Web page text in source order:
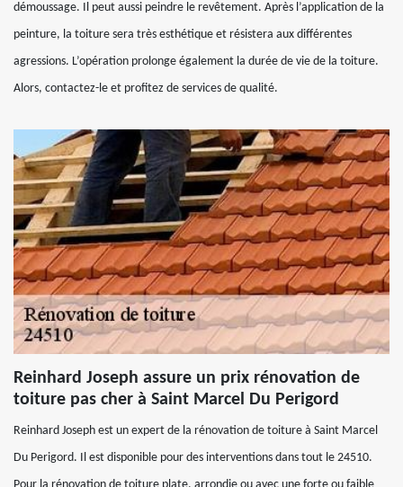
démoussage. Il peut aussi peindre le revêtement. Après l’application de la
peinture, la toiture sera très esthétique et résistera aux différentes
agressions. L’opération prolonge également la durée de vie de la toiture.
Alors, contactez-le et profitez de services de qualité.
Reinhard Joseph assure un prix rénovation de
toiture pas cher à Saint Marcel Du Perigord
Reinhard Joseph est un expert de la rénovation de toiture à Saint Marcel
Du Perigord. Il est disponible pour des interventions dans tout le 24510.